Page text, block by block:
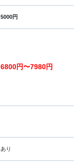
5000円
6800円〜7980円
あり